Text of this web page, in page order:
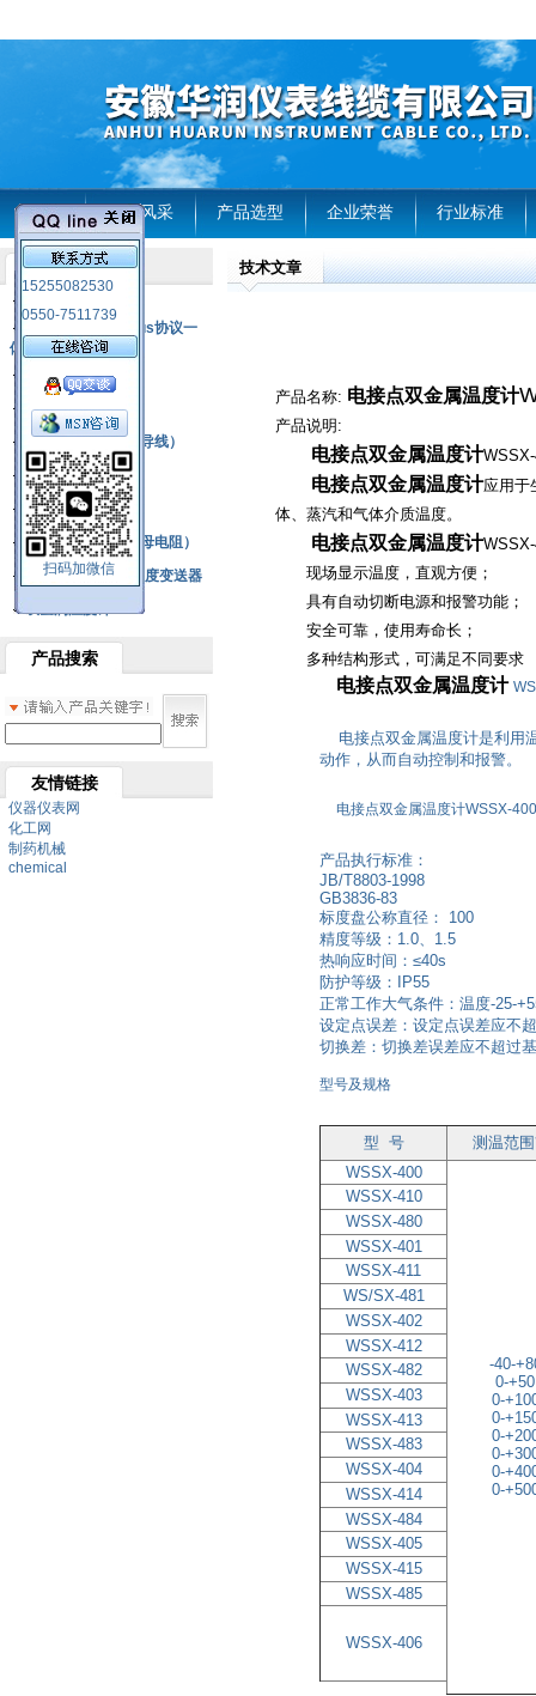
首页 企业风采 产品选型 企业荣誉 行业标准
15255082530
0550-7511739
扫码加微信
产品列表
RS485通讯modbus协议一
体化现场智能仪表
热电偶
压力式温度计
热电偶补偿电缆（导线）
振动传感器
热电阻
铂热电阻元件（云母电阻）
SBW系列一体化温度变送器
双金属温度计
产品搜索
友情链接
仪器仪表网
化工网
制药机械
chemical
技术文章
产品名称: 电接点双金属温度计
产品说明:
电接点双金属温度计
电接点双金属温度计应用于
体、蒸汽和气体介质温度。
电接点双金属温度计
现场显示温度，直观方便；
具有自动切断电源和报警功能；
安全可靠，使用寿命长；
多种结构形式，可满足不同要
电接点双金属温度计
电接点双金属温度计是利用
动作，从而自动控制和报警。
电接点双金属温度计WSSX-
产品执行标准：
JB/T8803-1998
GB3836-83
标度盘公称直径： 100
精度等级：1.0、1.5
热响应时间：≤40s
防护等级：IP55
正常工作大气条件：温度-25-
设定点误差：设定点误差应不
切换差：切换差误差应不超过
型号及规格
型 号
测温范
WSSX-400
-40-
0-+50
0-
0-
0-
0-
0-
0-
WSSX-410
WSSX-480
WSSX-401
WSSX-411
WS/SX-481
WSSX-402
WSSX-412
WSSX-482
WSSX-403
WSSX-413
WSSX-483
WSSX-404
WSSX-414
WSSX-484
WSSX-405
WSSX-415
WSSX-485
WSSX-406